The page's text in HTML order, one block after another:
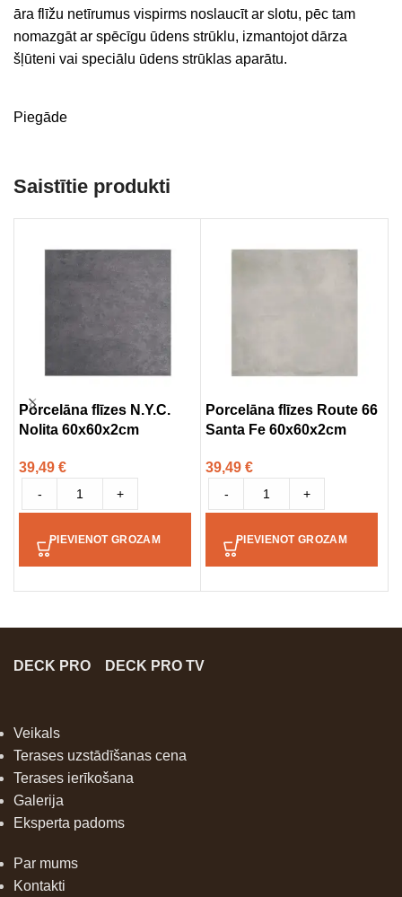
āra flīžu netīrumus vispirms noslaucīt ar slotu, pēc tam
nomazgāt ar spēcīgu ūdens strūklu, izmantojot dārza
šļūteni vai speciālu ūdens strūklas aparātu.
Piegāde
Saistītie produkti
Porcelāna flīzes N.Y.C.
Nolita 60x60x2cm
39,49 €
- +
PIEVIENOT GROZAM
Porcelāna flīzes Route 66
Santa Fe 60x60x2cm
39,49 €
- +
PIEVIENOT GROZAM
DECK PRO DECK PRO TV
Veikals
Terases uzstādīšanas cena
Terases ierīkošana
Galerija
Eksperta padoms
Par mums
Kontakti